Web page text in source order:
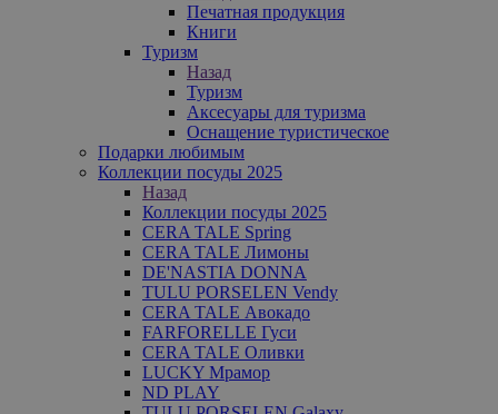
Печатная продукция
Книги
Туризм
Назад
Туризм
Аксесуары для туризма
Оснащение туристическое
Подарки любимым
Коллекции посуды 2025
Назад
Коллекции посуды 2025
CERA TALE Spring
CERA TALE Лимоны
DE'NASTIA DONNA
TULU PORSELEN Vendy
CERA TALE Авокадо
FARFORELLE Гуси
CERA TALE Оливки
LUCKY Мрамор
ND PLAY